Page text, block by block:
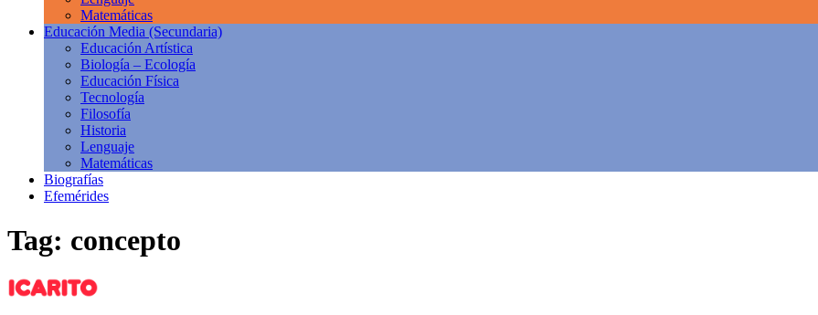
Matemáticas
Educación Media (Secundaria)
Educación Artística
Biología – Ecología
Educación Física
Tecnología
Filosofía
Historia
Lenguaje
Matemáticas
Biografías
Efemérides
Tag: concepto